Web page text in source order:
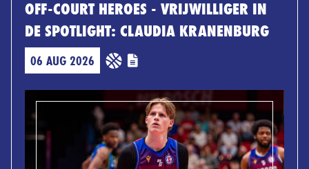
OFF-COURT HEROES - VRIJWILLIGER IN
DE SPOTLIGHT: CLAUDIA KRANENBURG
06 AUG 2026